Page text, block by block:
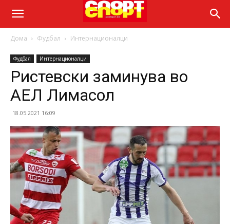
Дома Фудбал Интернационалци
Фудбал Интернационалци
Ристевски заминува во
АЕЛ Лимасол
18.05.2021 16:09